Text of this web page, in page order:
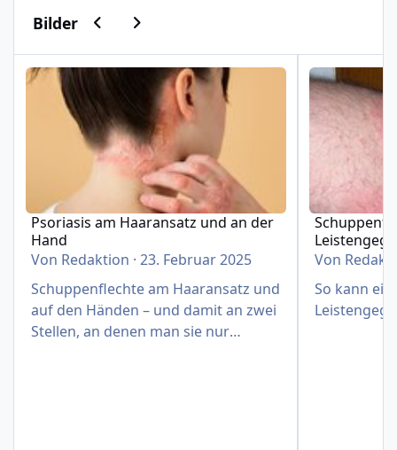
BilderVorherige Karussell-Folie
Nächste Karussell-Folie
Psoriasis am Haaransatz und an der Hand
Psoriasis am Haaransatz und an der
Hand
Von Redaktion ·23. Februar 2025
Schuppenflechte am Haaransatz und
auf den Händen – und damit an zwei
Stellen, an denen man sie nur
Von
So kann